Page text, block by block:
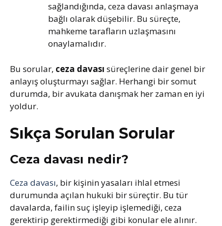
sağlandığında, ceza davası anlaşmaya
bağlı olarak düşebilir. Bu süreçte,
mahkeme tarafların uzlaşmasını
onaylamalıdır.
Bu sorular, ceza davası süreçlerine dair genel bir
anlayış oluşturmayı sağlar. Herhangi bir somut
durumda, bir avukata danışmak her zaman en iyi
yoldur.
Sıkça Sorulan Sorular
Ceza davası nedir?
Ceza davası, bir kişinin yasaları ihlal etmesi
durumunda açılan hukuki bir süreçtir. Bu tür
davalarda, failin suç işleyip işlemediği, ceza
gerektirip gerektirmediği gibi konular ele alınır.